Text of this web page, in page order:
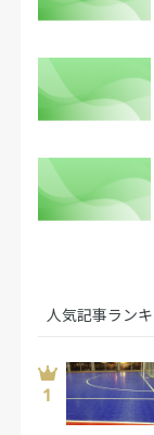
人気記事ラン